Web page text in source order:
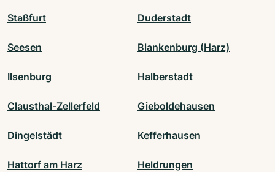
Staßfurt Duderstadt
Seesen Blankenburg (Harz)
Ilsenburg Halberstadt
Clausthal-Zellerfeld Gieboldehausen
Dingelstädt Kefferhausen
Hattorf am Harz Heldrungen